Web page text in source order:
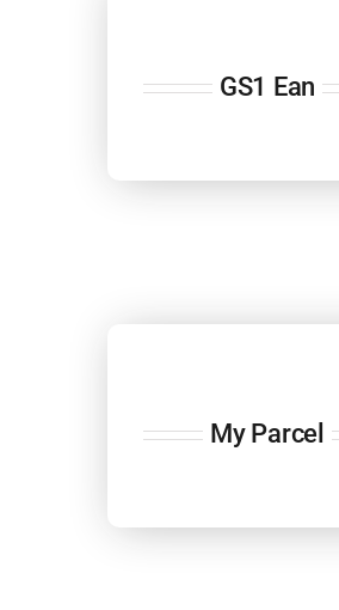
GS1 Ean
My Parcel